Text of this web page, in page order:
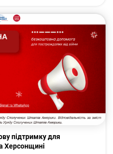
підтримку для
Херсонщині